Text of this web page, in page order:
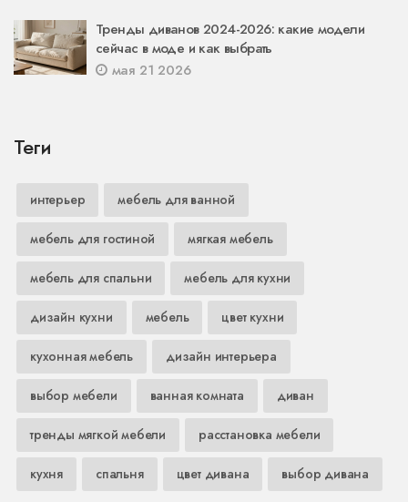
Тренды диванов 2024-2026: какие модели
сейчас в моде и как выбрать
мая 21 2026
Теги
интерьер мебель для ванной
мебель для гостиной мягкая мебель
мебель для спальни мебель для кухни
дизайн кухни мебель цвет кухни
кухонная мебель дизайн интерьера
выбор мебели ванная комната диван
тренды мягкой мебели расстановка мебели
кухня спальня цвет дивана выбор дивана